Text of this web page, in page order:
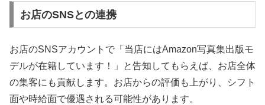
お店のSNSとの連携
お店のSNSアカウントで「当店にはAmazon写真集出版モ
デルが在籍しています！」と告知してもらえば、お店全体
の集客にも貢献します。お店からの評価も上がり、シフト
面や時給面で優遇される可能性があります。